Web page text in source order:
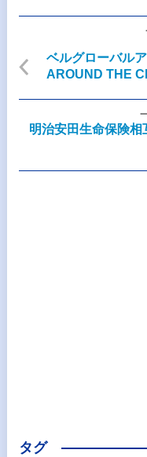
ベルグローバル
AROUND THE
明治安田生命保険
タグ